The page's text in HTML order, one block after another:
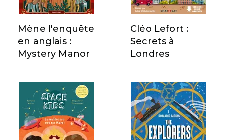
Mène l'enquête
en anglais :
Mystery Manor
Cléo Lefort :
Secrets à
Londres